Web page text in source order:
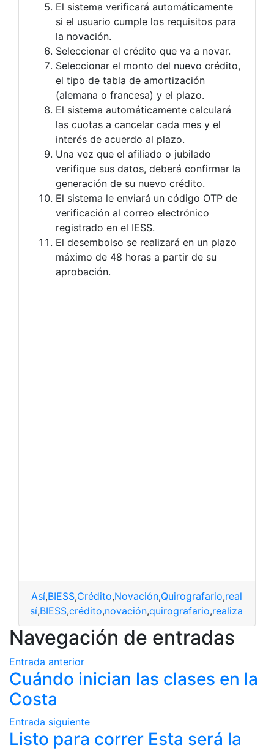
El sistema verificará automáticamente
si el usuario cumple los requisitos para
la novación.
Seleccionar el crédito que va a novar.
Seleccionar el monto del nuevo crédito,
el tipo de tabla de amortización
(alemana o francesa) y el plazo.
El sistema automáticamente calculará
las cuotas a cancelar cada mes y el
interés de acuerdo al plazo.
Una vez que el afiliado o jubilado
verifique sus datos, deberá confirmar la
generación de su nuevo crédito.
El sistema le enviará un código OTP de
verificación al correo electrónico
registrado en el IESS.
El desembolso se realizará en un plazo
máximo de 48 horas a partir de su
aprobación.
Así,BIESS,Crédito,Novación,Quirografario,realiza
Así,BIESS,crédito,novación,quirografario,realiza
Navegación de entradas
Entrada anterior
Cuándo inician las clases en la
Costa
Entrada siguiente
Listo para correr Esta será la